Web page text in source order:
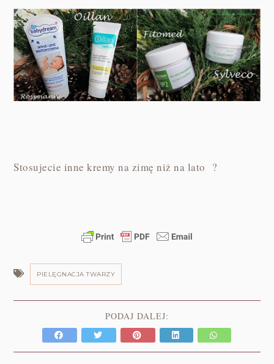
Stosujecie inne kremy na zimę niż na lato ?
PIELĘGNACJA TWARZY
PODAJ DALEJ: